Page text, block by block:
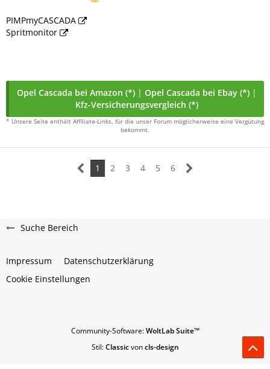
PIMPmyCASCADA
Spritmonitor
Opel Cascada bei Amazon (*)| Opel Cascada bei Ebay (*)|
Kfz-Versicherungsvergleich (*)
* Unsere Seite enthält Affiliate-Links, für die unser Forum möglicherweise eine Vergütung
bekommt.
1 2 3 4 5 6
Suche Bereich
Impressum
Datenschutzerklärung
Cookie Einstellungen
Community-Software:WoltLab Suite™
Stil:Classicvoncls-design